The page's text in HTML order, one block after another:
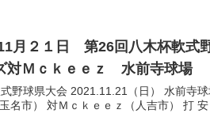
対Ｍｃｋｅｅｚ 水前寺球場
野球県大会 2021.11.21（日） 水前寺
名市） 対Ｍｃｋｅｅｚ（人吉市） 打